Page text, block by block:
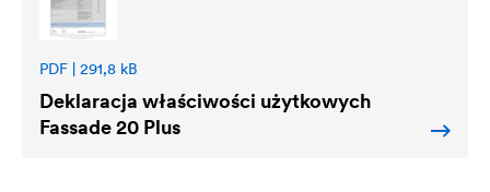
PDF | 291,8 kB
Deklaracja właściwości użytkowych
Fassade 20 Plus